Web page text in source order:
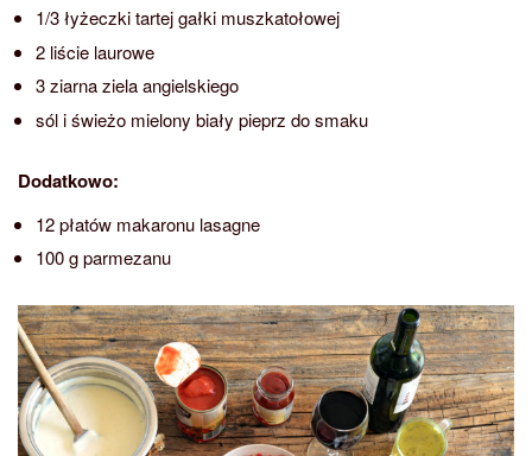
1/3 łyżeczki tartej gałki muszkatołowej
2 liście laurowe
3 ziarna ziela angielskiego
sól i świeżo mielony biały pieprz do smaku
Dodatkowo:
12 płatów makaronu lasagne
100 g parmezanu